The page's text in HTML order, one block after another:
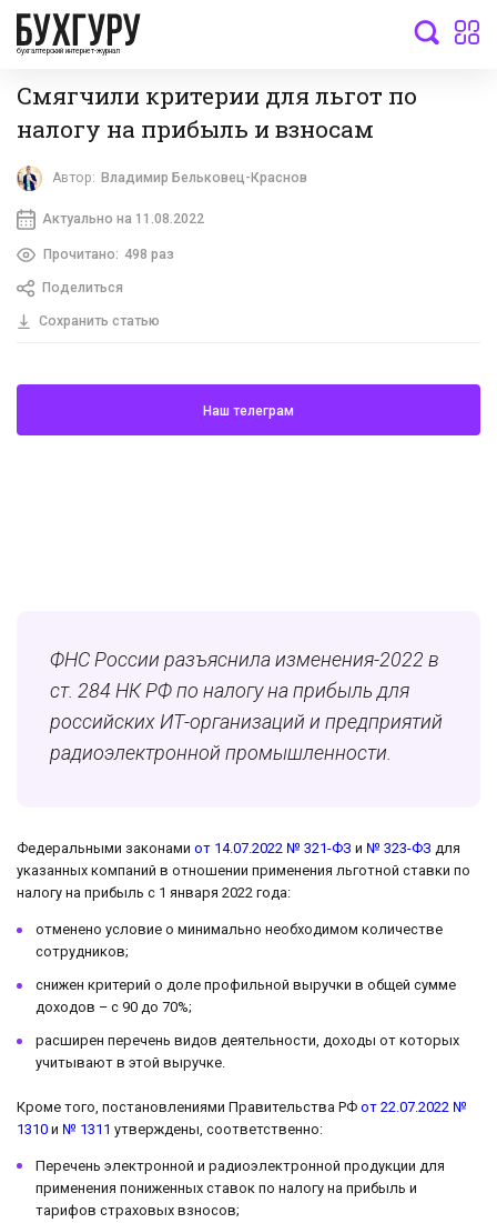
бухгалтерский интернет-журнал
Смягчили критерии для льгот по
налогу на прибыль и взносам
Автор: Владимир Бельковец-Краснов
Актуально на 11.08.2022
Прочитано: 498 раз
Поделиться
Сохранить статью
Наш телеграм
ФНС России разъяснила изменения-2022 в
ст. 284 НК РФ по налогу на прибыль для
российских ИТ-организаций и предприятий
радиоэлектронной промышленности.
Федеральными законами от 14.07.2022 № 321-ФЗ и № 323-ФЗ для
указанных компаний в отношении применения льготной ставки по
налогу на прибыль с 1 января 2022 года:
отменено условие о минимально необходимом количестве
сотрудников;
снижен критерий о доле профильной выручки в общей сумме
доходов – с 90 до 70%;
расширен перечень видов деятельности, доходы от которых
учитывают в этой выручке.
Кроме того, постановлениями Правительства РФ от 22.07.2022 №
1310 и № 1311 утверждены, соответственно:
Перечень электронной и радиоэлектронной продукции для
применения пониженных ставок по налогу на прибыль и
тарифов страховых взносов;